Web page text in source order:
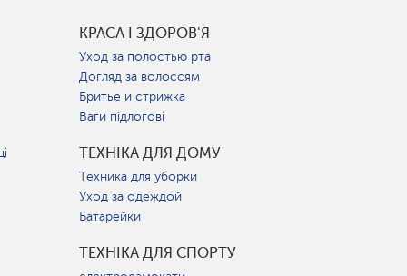
КРАСА І ЗДОРОВ'Я
Уход за полостью рта
Догляд за волоссям
Бритье и стрижка
Ваги підлогові
ТЕХНІКА ДЛЯ ДОМУ
Техника для уборки
Уход за одеждой
Батарейки
ТЕХНІКА ДЛЯ СПОРТУ